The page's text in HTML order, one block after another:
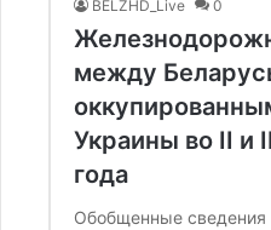
BELZHD_Live 0
между
Украины во ІІ и
года
Обобщенные